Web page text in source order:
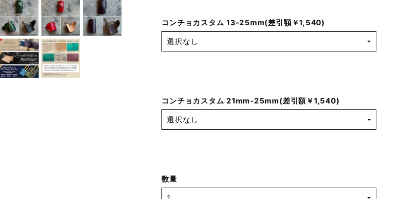
コンチョカスタム 13-25mm(差引額￥1,540)
コンチョカスタム 21mm-25mm(差引額￥1,540)
数量